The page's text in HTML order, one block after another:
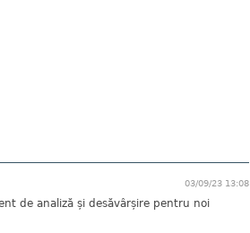
03/09/23 13:08
de analiză și desăvârșire pentru noi